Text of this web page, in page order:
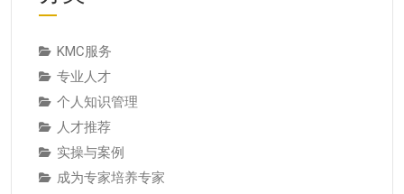
KMC服务
专业人才
个人知识管理
人才推荐
实操与案例
成为专家培养专家